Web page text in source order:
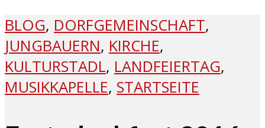
BLOG, DORFGEMEINSCHAFT,
JUNGBAUERN, KIRCHE,
KULTURSTADL, LANDFEIERTAG,
MUSIKKAPELLE, STARTSEITE